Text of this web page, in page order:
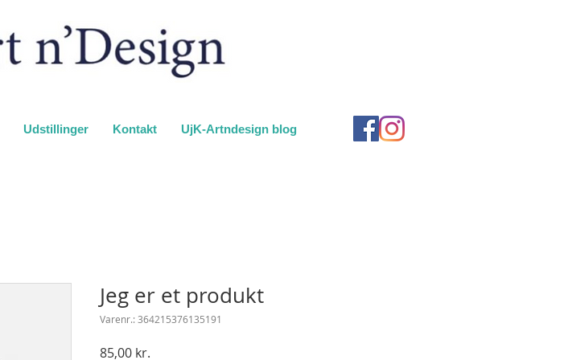
Udstillinger Kontakt UjK-Artndesign blog
Jeg er et produkt
Varenr.: 364215376135191
85,00 kr.